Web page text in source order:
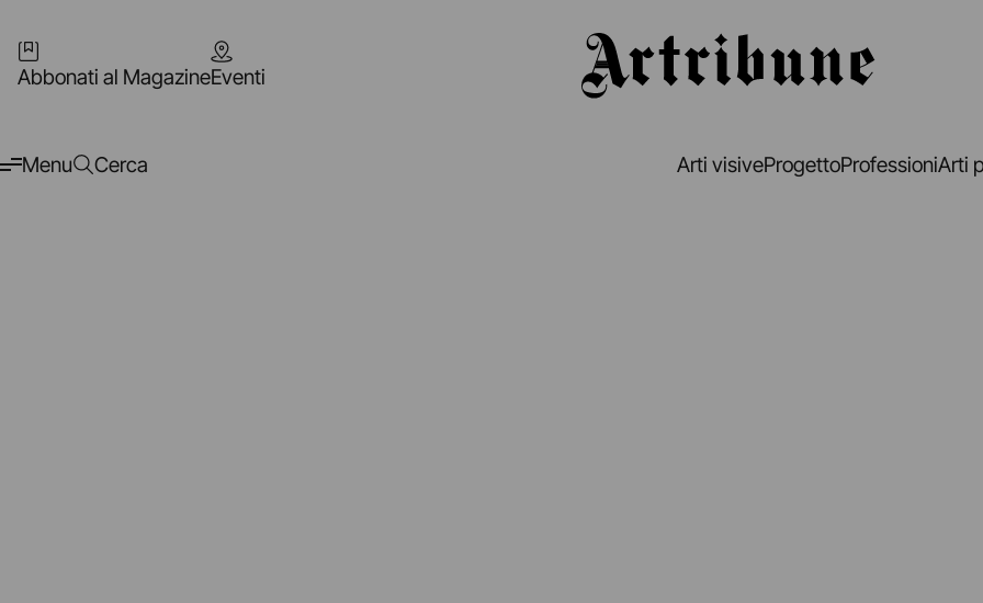
Abbonati al MagazineEventi
Menu Cerca Arti visiveProgettoProfessioniArti